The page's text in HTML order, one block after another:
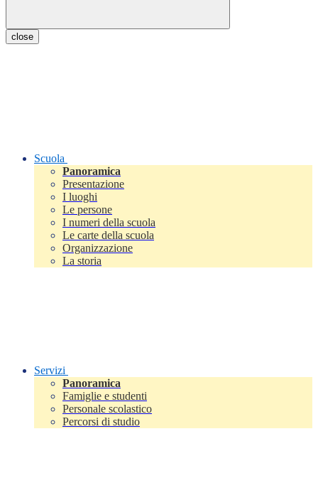
close
Scuola
Panoramica
Presentazione
I luoghi
Le persone
I numeri della scuola
Le carte della scuola
Organizzazione
La storia
Servizi
Panoramica
Famiglie e studenti
Personale scolastico
Percorsi di studio